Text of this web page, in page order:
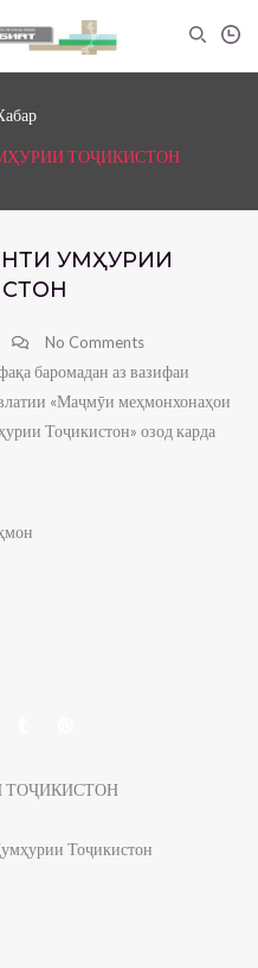
ТОҶИКИСТОН
ҶУМҲУРИИ
No Comments
баромадан аз вазифаи
«Маҷмӯи меҳмонхонаҳои
Тоҷикистон» озод карда
ТОҶИКИСТОН
Тоҷикистон